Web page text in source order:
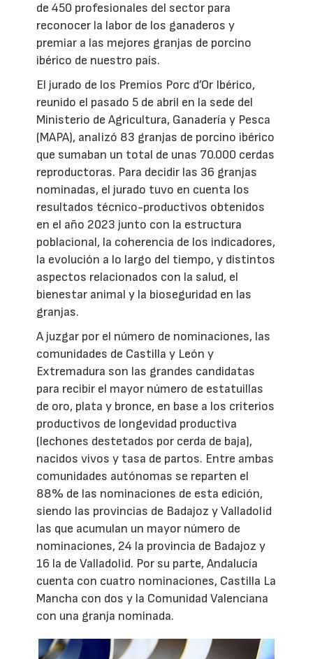
de 450 profesionales del sector para
reconocer la labor de los ganaderos y
premiar a las mejores granjas de porcino
ibérico de nuestro país.
El jurado de los Premios Porc d’Or Ibérico,
reunido el pasado 5 de abril en la sede del
Ministerio de Agricultura, Ganadería y Pesca
(MAPA), analizó 83 granjas de porcino ibérico
que sumaban un total de unas 70.000 cerdas
reproductoras. Para decidir las 36 granjas
nominadas, el jurado tuvo en cuenta los
resultados técnico-productivos obtenidos
en el año 2023 junto con la estructura
poblacional, la coherencia de los indicadores,
la evolución a lo largo del tiempo, y distintos
aspectos relacionados con la salud, el
bienestar animal y la bioseguridad en las
granjas.
A juzgar por el número de nominaciones, las
comunidades de Castilla y León y
Extremadura son las grandes candidatas
para recibir el mayor número de estatuillas
de oro, plata y bronce, en base a los criterios
productivos de longevidad productiva
(lechones destetados por cerda de baja),
nacidos vivos y tasa de partos. Entre ambas
comunidades autónomas se reparten el
88% de las nominaciones de esta edición,
siendo las provincias de Badajoz y Valladolid
las que acumulan un mayor número de
nominaciones, 24 la provincia de Badajoz y
16 la de Valladolid. Por su parte, Andalucía
cuenta con cuatro nominaciones, Castilla La
Mancha con dos y la Comunidad Valenciana
con una granja nominada.